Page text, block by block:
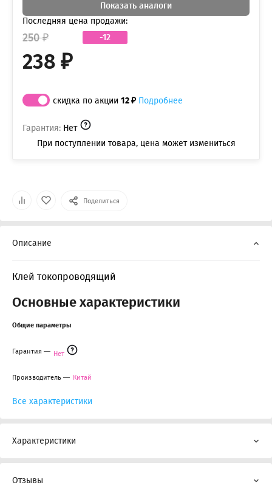
Поделиться
Показать аналоги
Гарантия: Нет
Последняя цена продажи:
-12
250 ₽
238 ₽
скидка по акции 12 ₽ Подробнее
При поступлении товара, цена может измениться
Описание
Клей токопроводящий
Основные характеристики
Общие параметры
Гарантия Нет
Производитель Китай
Все характеристики
Характеристики
Отзывы